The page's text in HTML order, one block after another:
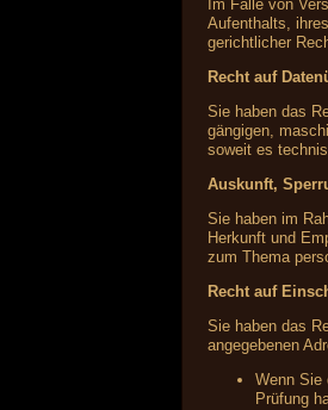
Im Falle von
Aufenthalts,
gerichtlicher
Recht auf
Sie haben das
gängigen,
soweit es
Auskunft,
Sie haben im
Herkunft und
zum Thema
Recht auf
Sie haben das
angegebenen
Wenn Sie
Prüfung